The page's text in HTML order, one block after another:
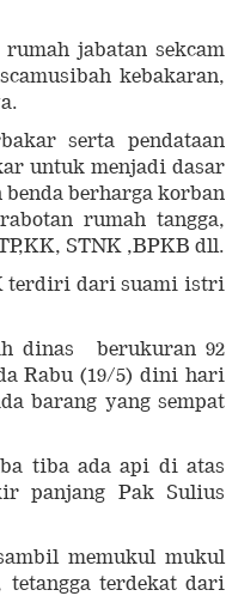
jabatan sekcam
kebakaran,
serta pendataan
untuk menjadi dasar
berharga korban
rumah tangga,
STNK ,BPKB dll.
terdiri dari suami istri
dinas berukuran 92
Rabu (19/5) dini hari
barang yang sempat
tiba ada api di atas
panjang Pak Sulius
memukul mukul
terdekat dari